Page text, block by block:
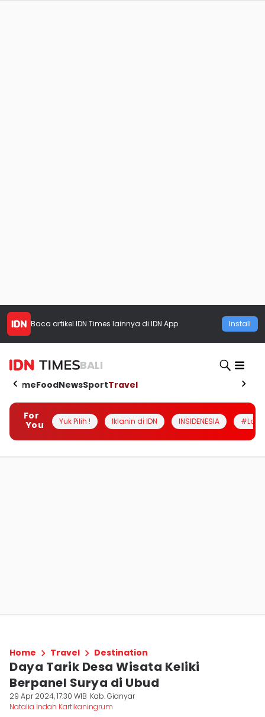
Baca artikel IDN Times lainnya di IDN App Install
BALI
HomeFoodNewsSportTravel
For
You
Yuk Pilih ! Iklanin di IDN INSIDENESIA
Home Travel Destination
Daya Tarik Desa Wisata Keliki
Berpanel Surya di Ubud
29 Apr 2024, 17:30 WIB Kab. Gianyar
Natalia Indah Kartikaningrum